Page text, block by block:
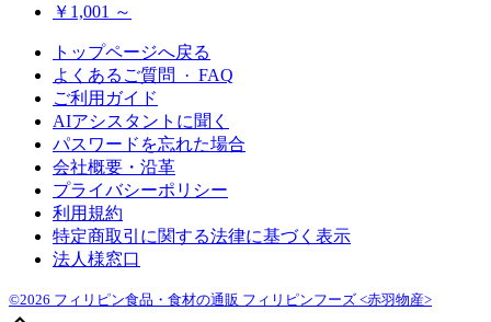
￥1,001 ～
トップページへ戻る
よくあるご質問 · FAQ
ご利用ガイド
AIアシスタントに聞く
パスワードを忘れた場合
会社概要・沿革
プライバシーポリシー
利用規約
特定商取引に関する法律に基づく表示
法人様窓口
©2026 フィリピン食品・食材の通販 フィリピンフーズ <赤羽物産>